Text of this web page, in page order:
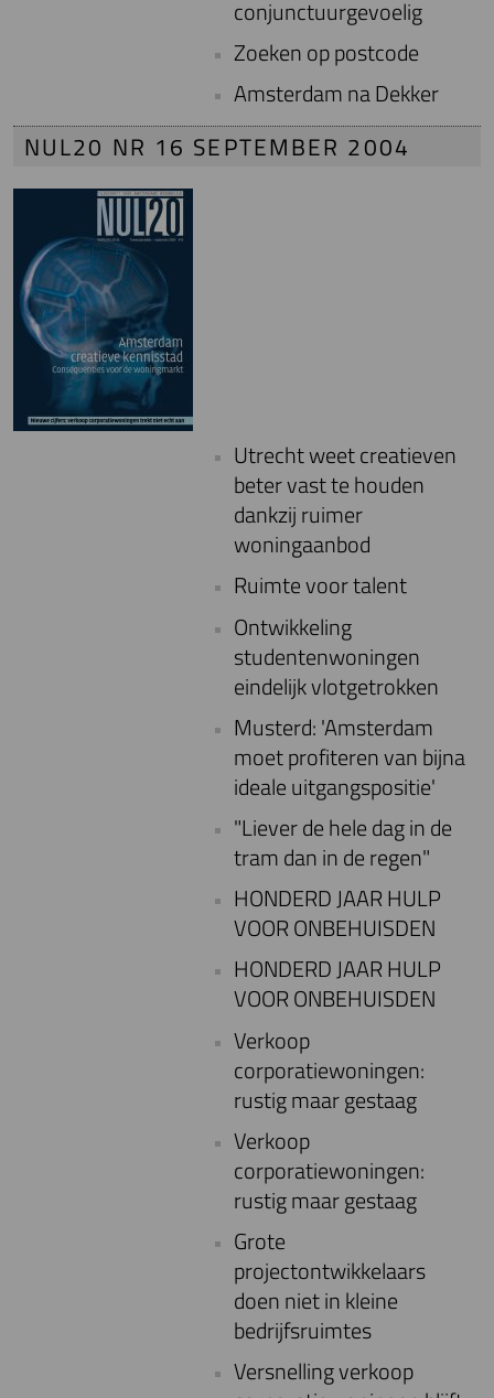
conjunctuurgevoelig
Zoeken op postcode
Amsterdam na Dekker
NUL20 NR 16 SEPTEMBER 2004
Utrecht weet creatieven
beter vast te houden
dankzij ruimer
woningaanbod
Ruimte voor talent
Ontwikkeling
studentenwoningen
eindelijk vlotgetrokken
Musterd: 'Amsterdam
moet profiteren van bijna
ideale uitgangspositie'
"Liever de hele dag in de
tram dan in de regen"
HONDERD JAAR HULP
VOOR ONBEHUISDEN
HONDERD JAAR HULP
VOOR ONBEHUISDEN
Verkoop
corporatiewoningen:
rustig maar gestaag
Verkoop
corporatiewoningen:
rustig maar gestaag
Grote
projectontwikkelaars
doen niet in kleine
bedrijfsruimtes
Versnelling verkoop